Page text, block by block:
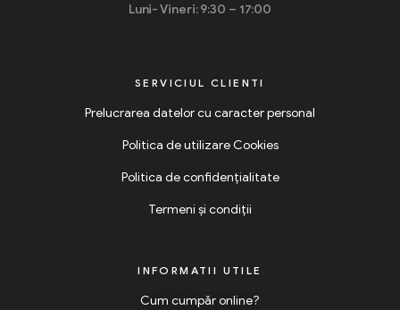
Luni- Vineri: 9:30 – 17:00
SERVICIUL CLIENTI
Prelucrarea datelor cu caracter personal
Politica de utilizare Cookies
Politica de confidențialitate
Termeni și condiții
INFORMATII UTILE
Cum cumpăr online?